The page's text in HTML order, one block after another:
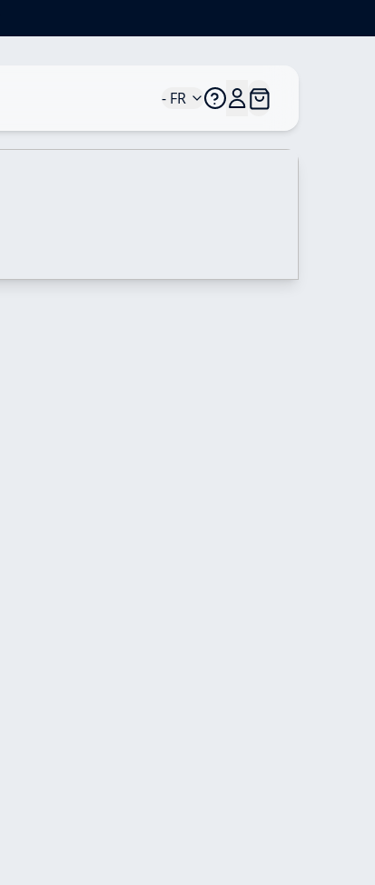
- FR